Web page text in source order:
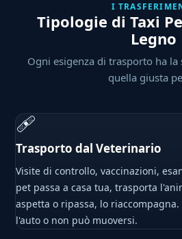
I
Tipologie di Taxi
Legno
Ogni esigenza di trasporto ha
quella giusta
🩹
Trasporto dal Veterinario
Visite di controllo, vaccinazioni,
pet passa a casa tua, trasporta
aspetta o ripassa, lo
l'auto o non può muoversi.